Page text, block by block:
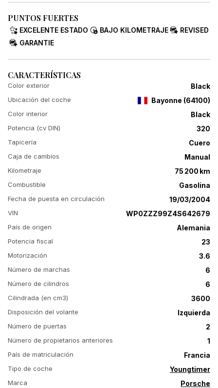
PUNTOS FUERTES
EXCELENTE ESTADO BAJO KILOMETRAJE
REVISED
GARANTIE
CARACTERÍSTICAS
Color exterior Black
Ubicación del coche Bayonne (64100)
Color interior Black
Potencia (cv DIN) 320
Tapicería Cuero
Caja de cambios Manual
Kilometraje 75 200 km
Combustible Gasolina
Fecha de puesta en circulación 19/03/2004
VIN WP0ZZZ99Z4S642679
País de origen Alemania
Potencia fiscal 23
Motorización 3.6
Número de marchas 6
Número de cilindros 6
Cilindrada (en cm3) 3600
Disposición del volante Izquierda
Número de puertas 2
Número de propietarios anteriores 1
País de matriculación Francia
Tipo de coche Youngtimer
Marca Porsche